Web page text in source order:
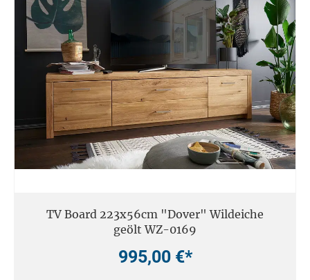
TV Board 223x56cm "Dover" Wildeiche
geölt WZ-0169
995,00 €*